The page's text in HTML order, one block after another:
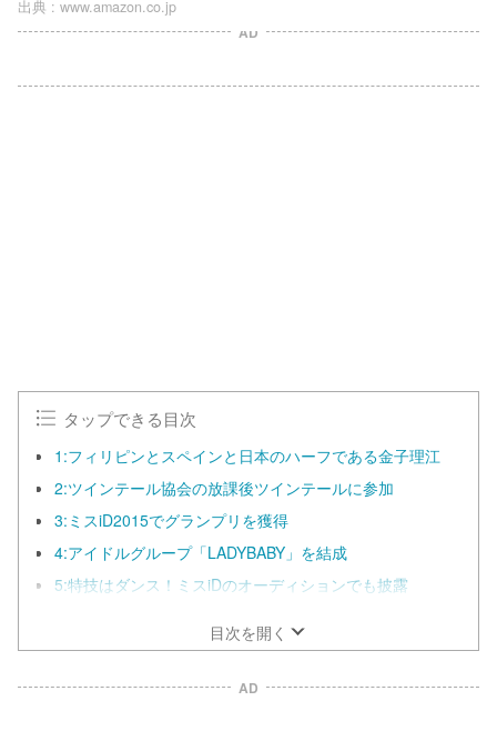
出典 : www.amazon.co.jp
AD
タップできる目次
1:フィリピンとスペインと日本のハーフである金子理江
2:ツインテール協会の放課後ツインテールに参加
3:ミスiD2015でグランプリを獲得
4:アイドルグループ「LADYBABY」を結成
5:特技はダンス！ミスiDのオーディションでも披露
目次を開く
AD